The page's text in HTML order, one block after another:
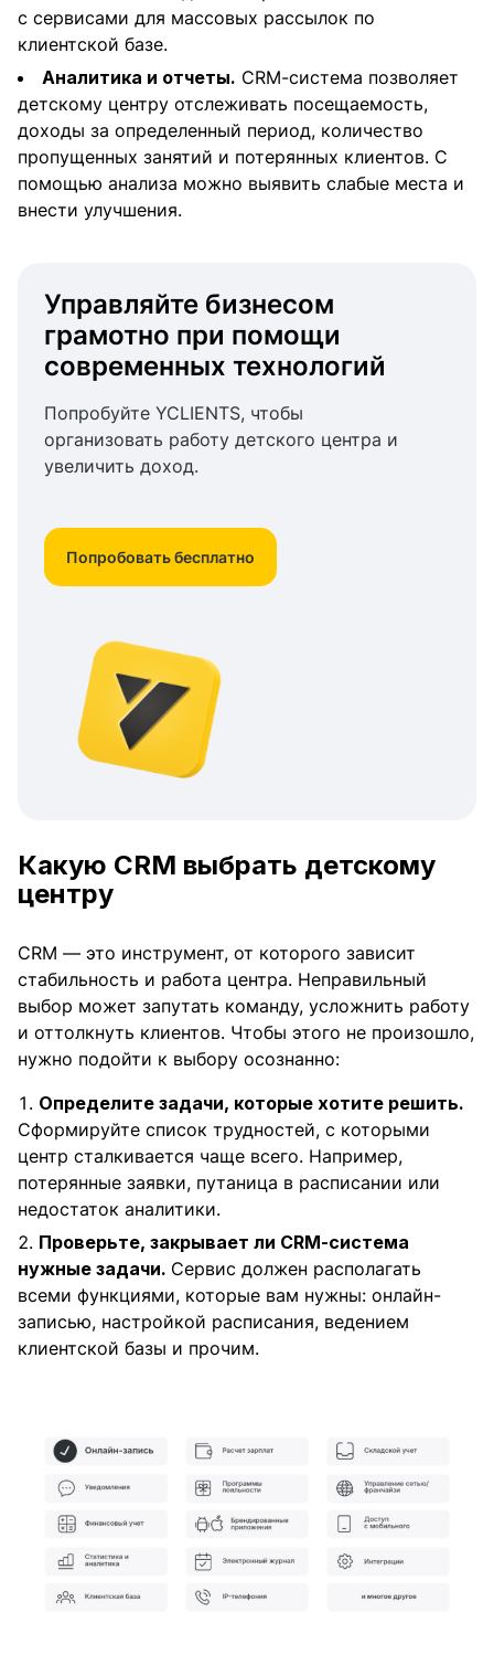
с сервисами для массовых рассылок по
клиентской базе.
Аналитика и отчеты. CRM-система позволяет
детскому центру отслеживать посещаемость,
доходы за определенный период, количество
пропущенных занятий и потерянных клиентов. С
помощью анализа можно выявить слабые места и
внести улучшения.
Управляйте бизнесом
грамотно при помощи
современных технологий
Попробуйте YCLIENTS, чтобы
организовать работу детского центра и
увеличить доход.
Попробовать бесплатно
Какую CRM выбрать детскому
центру
CRM — это инструмент, от которого зависит
стабильность и работа центра. Неправильный
выбор может запутать команду, усложнить работу
и оттолкнуть клиентов. Чтобы этого не произошло,
нужно подойти к выбору осознанно:
Определите задачи, которые хотите решить.
Сформируйте список трудностей, с которыми
центр сталкивается чаще всего. Например,
потерянные заявки, путаница в расписании или
недостаток аналитики.
Проверьте, закрывает ли CRM-система
нужные задачи. Сервис должен располагать
всеми функциями, которые вам нужны: онлайн-
записью, настройкой расписания, ведением
клиентской базы и прочим.